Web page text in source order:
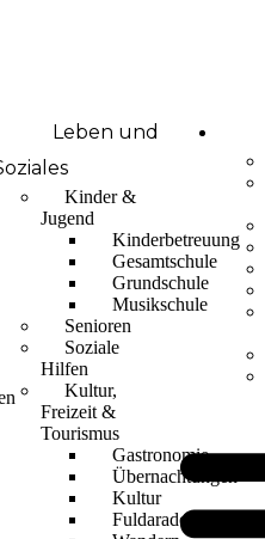
Leben und
Kinder &
Jugend
Kinderbetreuung
Gesamtschule
Grundschule
Musikschule
Senioren
Soziale
Hilfen
Kultur,
Freizeit &
Tourismus
Gastronomie
Übernachtungen
Kultur
Fuldaradeln